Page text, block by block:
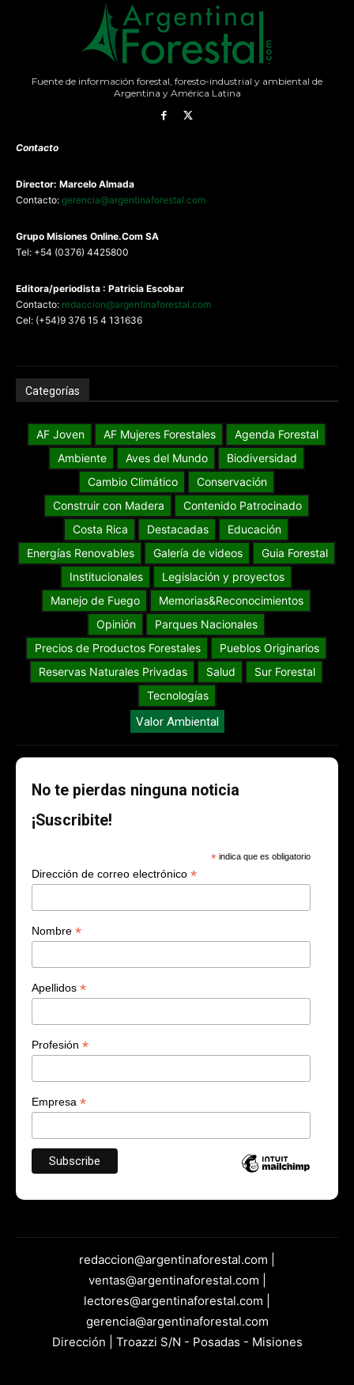
Fuente de información forestal, foresto-industrial y ambiental de
Argentina y América Latina
Contacto
Director: Marcelo Almada
Contacto: gerencia@argentinaforestal.com
Grupo Misiones Online.Com SA
Tel: +54 (0376) 4425800
Editora/periodista : Patricia Escobar
Contacto: redaccion@argentinaforestal.com
Cel: (+54)9 376 15 4 131636
Categorías
AF Joven AF Mujeres Forestales
Agenda Forestal
Ambiente
Aves del Mundo
Biodiversidad
Cambio Climático
Conservación
Construir con Madera
Contenido Patrocinado
Costa Rica
Destacadas
Educación
Energías Renovables
Galería de videos
Guia Forestal
Institucionales
Legislación y proyectos
Manejo de Fuego
Memorias&Reconocimientos
Opinión
Parques Nacionales
Precios de Productos Forestales
Pueblos Originarios
Reservas Naturales Privadas
Salud
Sur Forestal
Tecnologías
Valor Ambiental
No te pierdas ninguna noticia
¡Suscribite!
* indica que es obligatorio
Dirección de correo electrónico *
Nombre *
Apellidos *
Profesión *
Empresa *
redaccion@argentinaforestal.com |
ventas@argentinaforestal.com |
lectores@argentinaforestal.com |
gerencia@argentinaforestal.com
Dirección | Troazzi S/N - Posadas - Misiones